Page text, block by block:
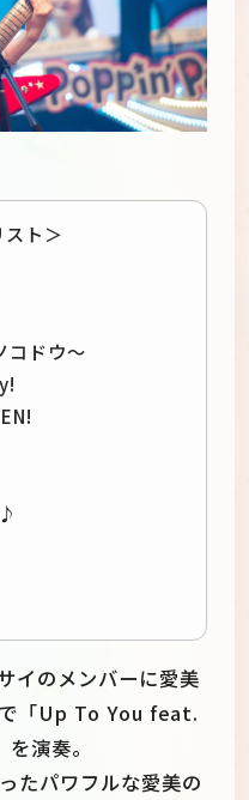
ト＞
コドウ〜
イのメンバーに愛美
「Up To You feat.
演奏。
たパワフルな愛美の